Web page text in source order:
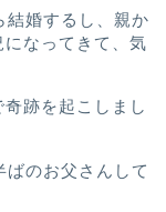
婚するし、 親か
なってきて、 気
跡を起こしまし
のお父さんして